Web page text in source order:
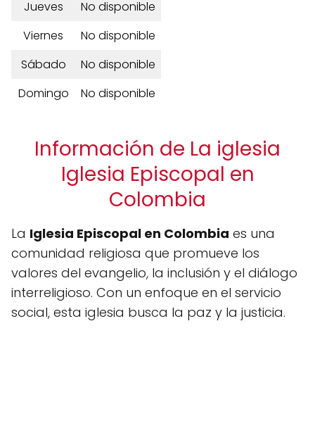
Jueves
No disponible
Viernes
No disponible
Sábado
No disponible
Domingo
No disponible
Información de La iglesia
Iglesia Episcopal en
Colombia
La Iglesia Episcopal en Colombia es una
comunidad religiosa que promueve los
valores del evangelio, la inclusión y el diálogo
interreligioso. Con un enfoque en el servicio
social, esta iglesia busca la paz y la justicia.